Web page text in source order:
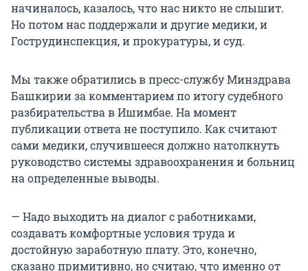
начиналось, казалось, что нас никто не слышит.
Но потом нас поддержали и другие медики, и
Гострудинспекция, и прокуратуры, и суд.
Мы также обратились в пресс-службу Минздрава
Башкирии за комментарием по итогу судебного
разбирательства в Ишимбае. На момент
публикации ответа не поступило. Как считают
сами медики, случившееся должно натолкнуть
руководство системы здравоохранения и больниц
на определенные выводы.
— Надо выходить на диалог с работниками,
создавать комфортные условия труда и
достойную заработную плату. Это, конечно,
сказано примитивно, но считаю, что именно от